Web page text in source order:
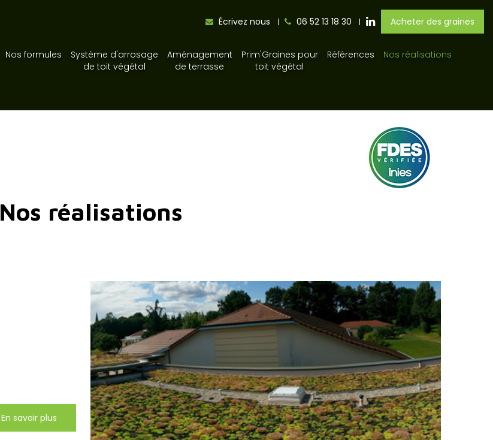
Écrivez nous 06 52 13 18 30 Acheter des graines
Nos formules
Système d'arrosage
de toit végétal
Aménagement
de terrasse
Prim'Graines pour
toit végétal
Références Nos réalisations
Nos réalisations
En savoir plus